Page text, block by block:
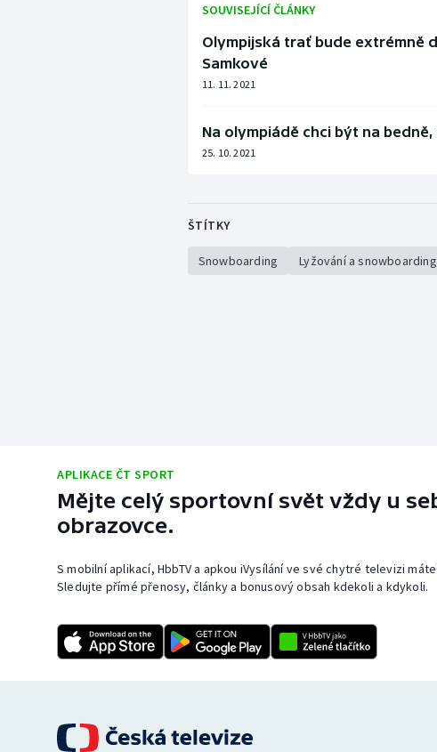
SOUVISEJÍCÍ ČLÁNKY
Olympijská trať bude extrémně
Samkové
11. 11. 2021
Na olympiádě chci být na
25. 10. 2021
ŠTÍTKY
Snowboarding Lyžování a snowboarding
APLIKACE ČT SPORT
Mějte celý sportovní svět vždy u
obrazovce.
S mobilní aplikací, HbbTV a apkou iVysílání ve své chytré televizi
Sledujte přímé přenosy, články a bonusový obsah kdekoli a kdykoli.